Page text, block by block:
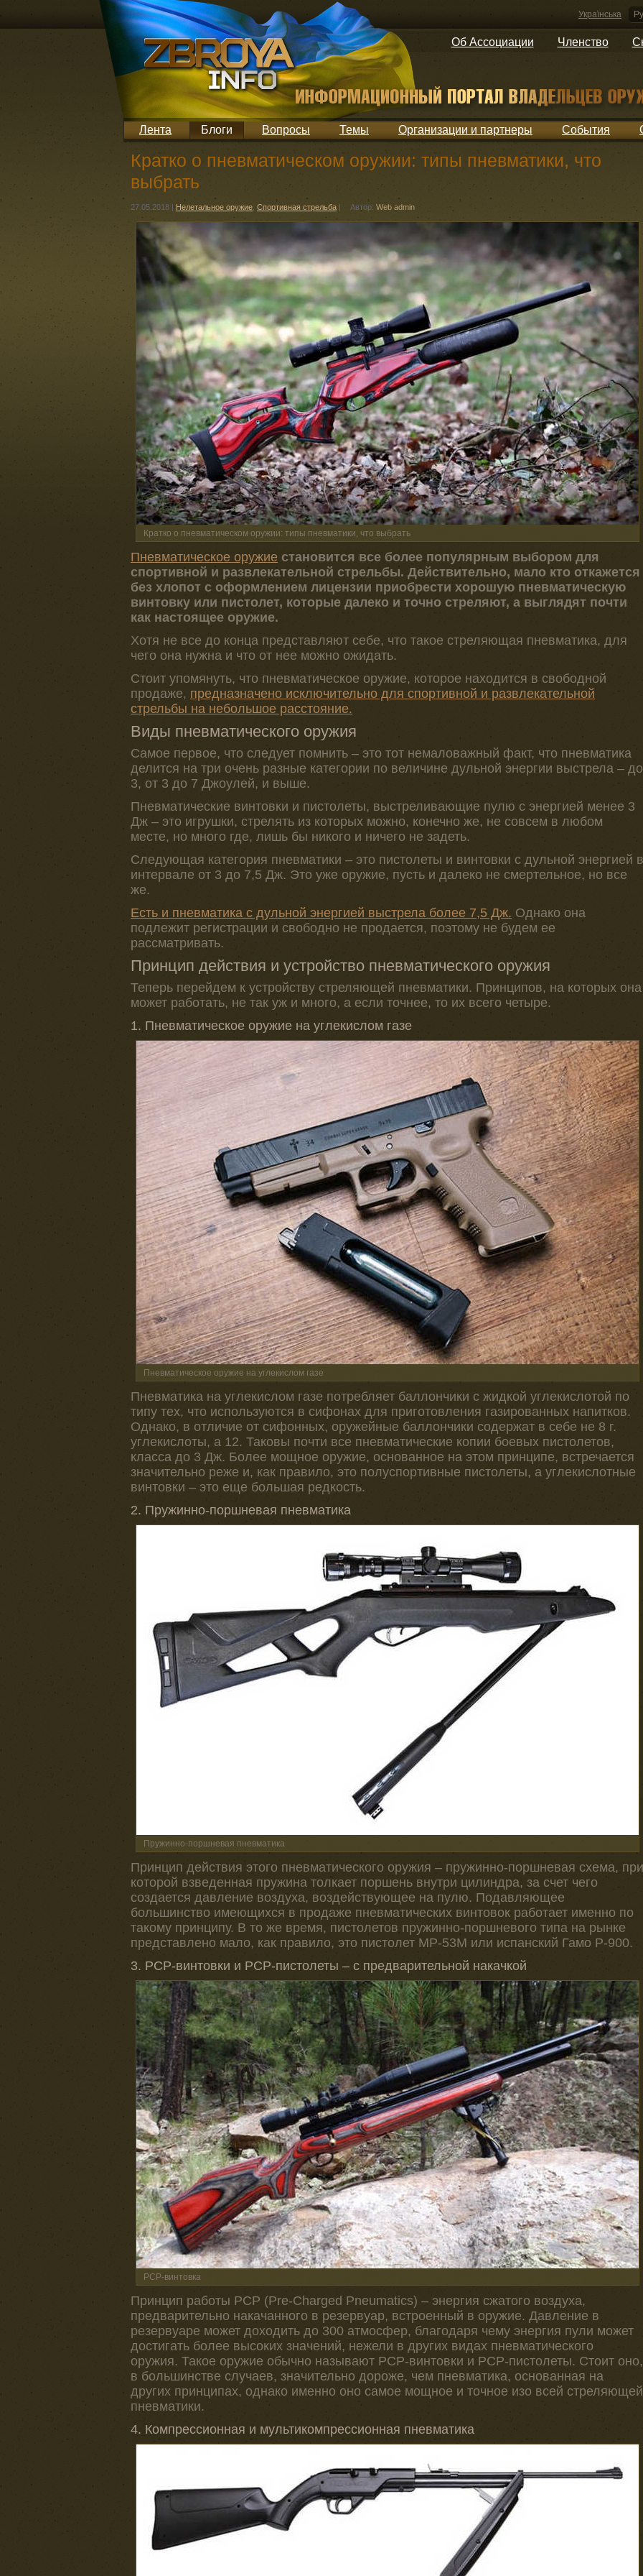
Українська
Об Ассоциации Членство
Лента Блоги Вопросы Темы Организации и партнеры События
Кратко о пневматическом оружии: типы пневматики, что
выбрать
27.05.2018 | Нелетальное оружие Спортивная стрельба | Автор: Web admin
Кратко о пневматическом оружии: типы пневматики, что выбрать
Пневматическое оружие становится все более популярным выбором для
спортивной и развлекательной стрельбы. Действительно, мало кто откажется
без хлопот с оформлением лицензии приобрести хорошую пневматическую
винтовку или пистолет, которые далеко и точно стреляют, а выглядят почти
как настоящее оружие.
Хотя не все до конца представляют себе, что такое стреляющая пневматика, для
чего она нужна и что от нее можно ожидать.
Стоит упомянуть, что пневматическое оружие, которое находится в свободной
продаже, предназначено исключительно для спортивной и развлекательной
стрельбы на небольшое расстояние.
Виды пневматического оружия
Самое первое, что следует помнить – это тот немаловажный факт, что пневматика
делится на три очень разные категории по величине дульной энергии выстрела – до
3, от 3 до 7 Джоулей, и выше.
Пневматические винтовки и пистолеты, выстреливающие пулю с энергией менее 3
Дж – это игрушки, стрелять из которых можно, конечно же, не совсем в любом
месте, но много где, лишь бы никого и ничего не задеть.
Следующая категория пневматики – это пистолеты и винтовки с дульной энергией в
интервале от 3 до 7,5 Дж. Это уже оружие, пусть и далеко не смертельное, но все
же.
Есть и пневматика с дульной энергией выстрела более 7,5 Дж. Однако она
подлежит регистрации и свободно не продается, поэтому не будем ее
рассматривать.
Принцип действия и устройство пневматического оружия
Теперь перейдем к устройству стреляющей пневматики. Принципов, на которых она
может работать, не так уж и много, а если точнее, то их всего четыре.
1. Пневматическое оружие на углекислом газе
Пневматическое оружие на углекислом газе
Пневматика на углекислом газе потребляет баллончики с жидкой углекислотой по
типу тех, что используются в сифонах для приготовления газированных напитков.
Однако, в отличие от сифонных, оружейные баллончики содержат в себе не 8 г.
углекислоты, а 12. Таковы почти все пневматические копии боевых пистолетов,
класса до 3 Дж. Более мощное оружие, основанное на этом принципе, встречается
значительно реже и, как правило, это полуспортивные пистолеты, а углекислотные
винтовки – это еще большая редкость.
2. Пружинно-поршневая пневматика
Пружинно-поршневая пневматика
Принцип действия этого пневматического оружия – пружинно-поршневая схема, при
которой взведенная пружина толкает поршень внутри цилиндра, за счет чего
создается давление воздуха, воздействующее на пулю. Подавляющее
большинство имеющихся в продаже пневматических винтовок работает именно по
такому принципу. В то же время, пистолетов пружинно-поршневого типа на рынке
представлено мало, как правило, это пистолет МР-53М или испанский Гамо Р-900.
3. РСР-винтовки и РСР-пистолеты – с предварительной накачкой
РСР-винтовка
Принцип работы РСР (Pre-Charged Pneumatics) – энергия сжатого воздуха,
предварительно накачанного в резервуар, встроенный в оружие. Давление в
резервуаре может доходить до 300 атмосфер, благодаря чему энергия пули может
достигать более высоких значений, нежели в других видах пневматического
оружия. Такое оружие обычно называют РСР-винтовки и РСР-пистолеты. Стоит оно,
в большинстве случаев, значительно дороже, чем пневматика, основанная на
других принципах, однако именно оно самое мощное и точное изо всей стреляющей
пневматики.
4. Компрессионная и мультикомпрессионная пневматика